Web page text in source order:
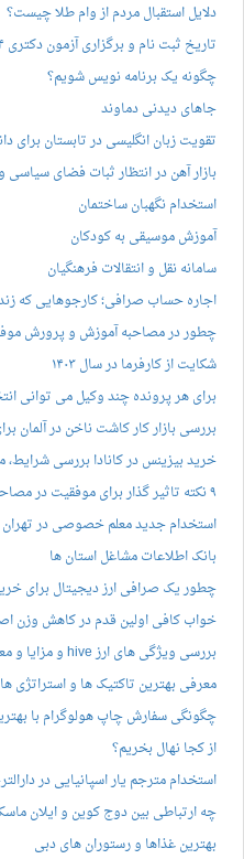
دلایل استقبال مردم از وام طلا چیست؟
تاریخ ثبت نام و برگزاری آزمون دکتری ۱۴۰۴
چگونه یک برنامه نویس شویم؟
جاهای دیدنی دماوند
تقویت زبان انگلیسی در تابستان برای
بازار آهن در انتظار ثبات فضای سیاسی
استخدام نگهبان ساختمان
آموزش موسیقی به کودکان
سامانه نقل و انتقالات فرهنگیان
اجاره حساب صرافی؛ کارجوهایی که
چطور در مصاحبه‌ آموزش و پرورش
شکایت از کارفرما در سال ۱۴۰۳
برای هر پرونده چند وکیل می توانی
بررسی بازار کار کاشت ناخن در آلمان
خرید بیزینس در کانادا بررسی شرایط،
۹ نکته تاثیر گذار برای موفقیت در مصاحبه کاری آنلاین
استخدام جدید معلم خصوصی در تهران
بانک اطلاعات مشاغل استان ها
چطور یک صرافی ارز دیجیتال برای
خواب کافی اولین قدم در کاهش وزن
بررسی ویژگی های ارز hive و مزایا و معایب آن
معرفی بهترین تاکتیک ها و استراتژی
چگونگی سفارش چاپ هولوگرام با
از کجا نهال بخریم؟
استخدام مترجم یار اسپانیایی در
چه ارتباطی بین دوج کوین و ایلان
بهترین غذاها و رستوران های دبی